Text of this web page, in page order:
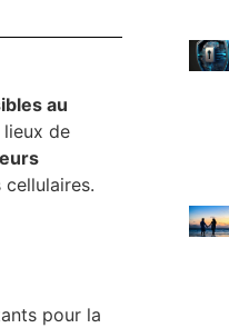
au
de
pour la